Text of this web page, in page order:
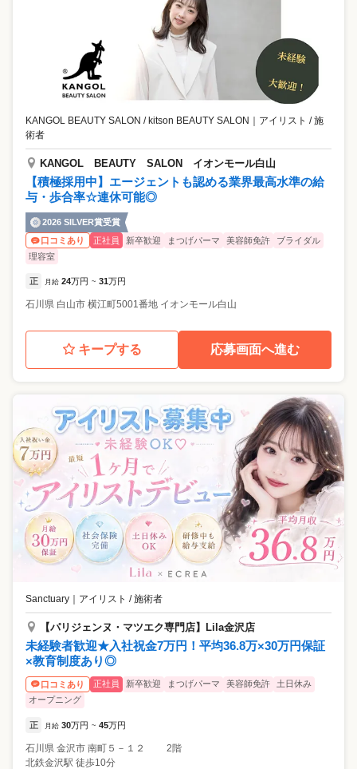
KANGOL BEAUTY SALON / kitson BEAUTY SALON
アイリスト / 施
術者
KANGOL BEAUTY SALON イオンモール白山
【積極採用中】エージェントも認める業界最高水準の給
与・歩合率☆連休可能◎
2026 SILVER賞受賞
口コミあり
正社員 新卒歓迎 まつげパーマ 美容師免許
ブライダル
理容室
正 月給 24万円 ~ 31万円
石川県 白山市 横江町5001番地 イオンモール白山
キープする 応募画面へ進む
Sanctuary ｜ アイリスト / 施術者
【パリジェンヌ・マツエク専門店】Lila金沢店
未経験者歓迎★入社祝金7万円！平均36.8万×30万円保証
×教育制度あり◎
口コミあり 正社員 新卒歓迎 まつげパーマ 美容師免許
土日休み
オープニング
正 月給 30万円 ~ 45万円
石川県 金沢市 南町５－１２ 2階
北鉄金沢駅 徒歩10分